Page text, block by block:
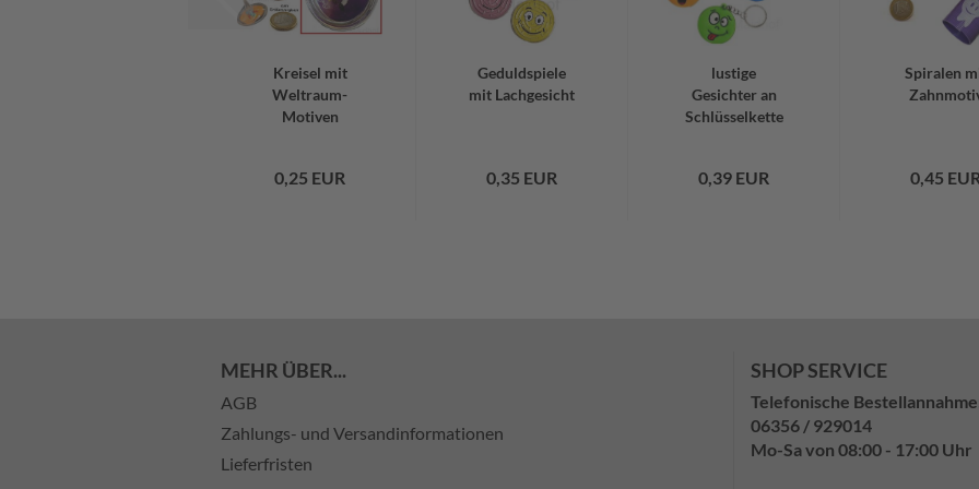
Kreisel mit
Weltraum-
Motiven
0,25 EUR
Geduldspiele
mit Lachgesicht
0,35 EUR
lustige
Gesichter an
Schlüsselkette
0,39 EUR
Spiralen
0,45 EUR
MEHR ÜBER...
AGB
Zahlungs- und Versandinformationen
Lieferfristen
SHOP SERVICE
Telefonische
06356 / 929014
Mo-Sa von 08:00 - 17:00 Uhr